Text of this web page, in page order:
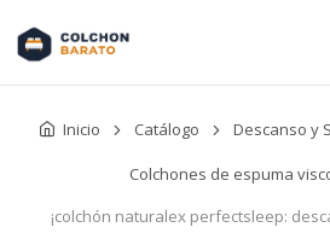
Inicio Catálogo Descanso y
Colchones de espuma
¡colchón naturalex perfectsleep: